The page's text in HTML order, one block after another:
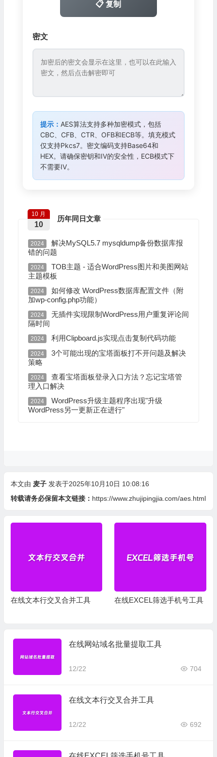
📋 复制
密文
提示： AES算法支持多种加密模式，包括
CBC、CFB、CTR、OFB和ECB等。填充模式
仅支持Pkcs7。密文编码支持Base64和
HEX。请确保密钥和IV的安全性，ECB模式下
不需要IV。
历年同日文章
10 月
10
2024
解决MySQL5.7 mysqldump备份数据库报
错的问题
2024
TOB主题 - 适合WordPress图片和美图网站
主题模板
2024
如何修改 WordPress数据库配置文件（附
加wp-config.php功能）
2024
无插件实现限制WordPress用户重复评论间
隔时间
2024 利用Clipboard.js实现点击复制代码功能
2024
3个可能出现的宝塔面板打不开问题及解决
策略
2024
查看宝塔面板登录入口方法？忘记宝塔管
理入口解决
2024
WordPress升级主题程序出现"升级
WordPress另一更新正在进行"
本文由 麦子 发表于2025年10月10日 10:08:16
转载请务必保留本文链接： https://www.zhujipingjia.com/aes.html
在线文本行交叉合并工具 在线EXCEL筛选手机号工具
在线网站域名批量提取工具
12/22 704
在线文本行交叉合并工具
12/22 692